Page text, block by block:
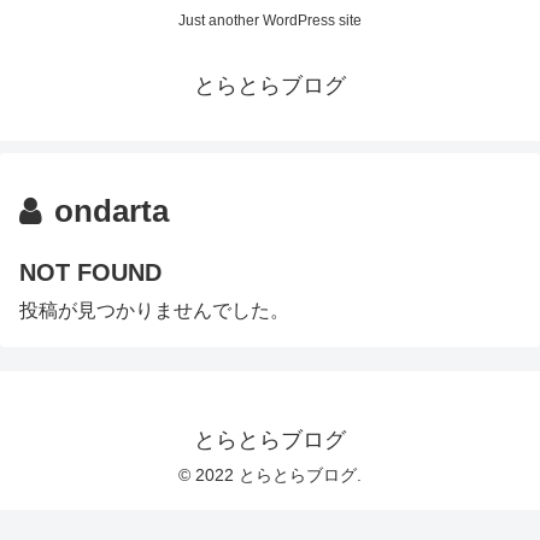
Just another WordPress site
とらとらブログ
ondarta
NOT FOUND
投稿が見つかりませんでした。
とらとらブログ
© 2022 とらとらブログ.